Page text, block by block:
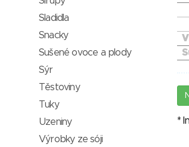
*
Sladidla
Snacky
Sušené ovoce a plody
Sýr
Těstoviny
Tuky
Uzeniny
Výrobky ze sóji